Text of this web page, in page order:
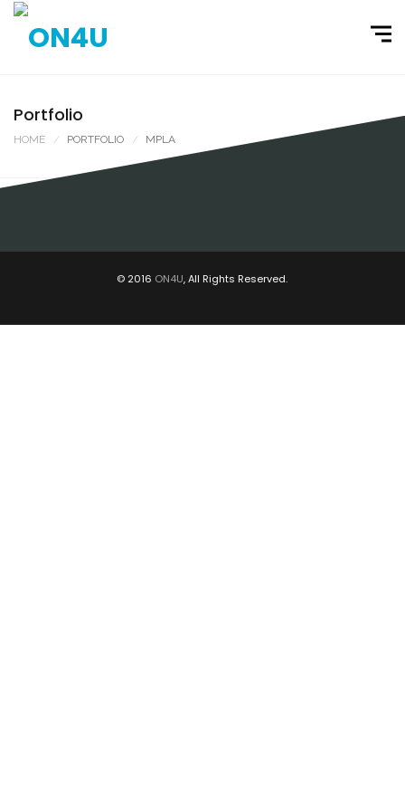
Portfolio
HOME PORTFOLIO MPLA
© 2016 ON4U, All Rights Reserved.